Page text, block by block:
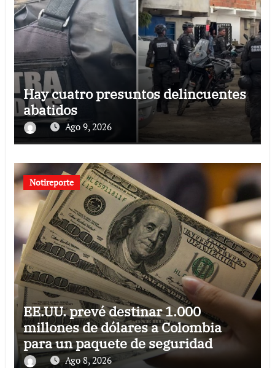
Hay cuatro presuntos delincuentes
abatidos
Ago 9, 2026
Notireporte
EE.UU. prevé destinar 1.000
millones de dólares a Colombia
para un paquete de seguridad
Ago 8, 2026